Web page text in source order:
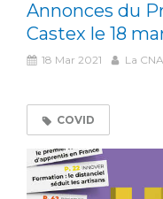
Annonces du
Castex le 18
18 Mar 2021 La
COVID